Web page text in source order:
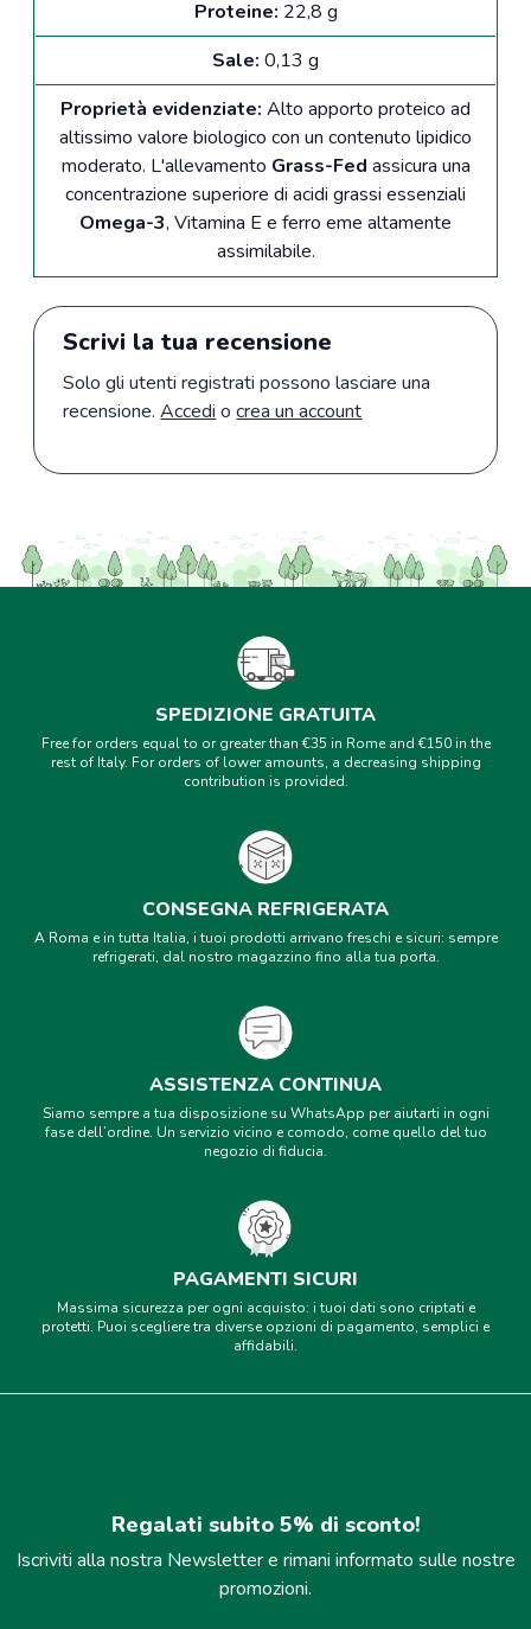
Proteine: 22,8 g
Sale: 0,13 g
Proprietà evidenziate: Alto apporto proteico ad
altissimo valore biologico con un contenuto lipidico
moderato. L'allevamento Grass-Fed assicura una
concentrazione superiore di acidi grassi essenziali
Omega-3, Vitamina E e ferro eme altamente
assimilabile.
Scrivi la tua recensione
Solo gli utenti registrati possono lasciare una
recensione.Accedi ocrea un account
SPEDIZIONE GRATUITA
Free for orders equal to or greater than €35 in Rome and €150 in the
rest of Italy. For orders of lower amounts, a decreasing shipping
contribution is provided.
CONSEGNA REFRIGERATA
A Roma e in tutta Italia, i tuoi prodotti arrivano freschi e sicuri: sempre
refrigerati, dal nostro magazzino fino alla tua porta.
ASSISTENZA CONTINUA
Siamo sempre a tua disposizione su WhatsApp per aiutarti in ogni
fase dell’ordine. Un servizio vicino e comodo, come quello del tuo
negozio di fiducia.
PAGAMENTI SICURI
Massima sicurezza per ogni acquisto: i tuoi dati sono criptati e
protetti. Puoi scegliere tra diverse opzioni di pagamento, semplici e
affidabili.
Regalati subito 5% di sconto!
Iscriviti alla nostra Newsletter e rimani informato sulle nostre
promozioni.